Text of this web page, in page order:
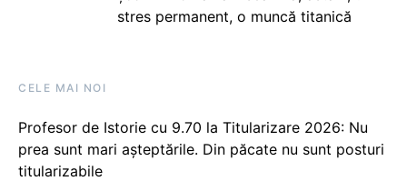
stres permanent, o muncă titanică
CELE MAI NOI
Profesor de Istorie cu 9.70 la Titularizare 2026: Nu
prea sunt mari așteptările. Din păcate nu sunt posturi
titularizabile